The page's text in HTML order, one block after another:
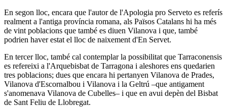
En segon lloc, encara que l'autor de l'Apologia pro Serveto es referís
realment a l'antiga província romana, als Països Catalans hi ha més
de vint poblacions que també es diuen Vilanova i que, també
podrien haver estat el lloc de naixement d'En Servet.
En tercer lloc, també cal contemplar la possibilitat que Tarraconensis
es refereixi a l'Arquebisbat de Tarragona i aleshores ens quedarien
tres poblacions; dues que encara hi pertanyen Vilanova de Prades,
Vilanova d'Escornalbou i Vilanova i la Geltrú –que antigament
s'anomenava Vilanova de Cubelles– i que en avui depèn del Bisbat
de Sant Feliu de Llobregat.